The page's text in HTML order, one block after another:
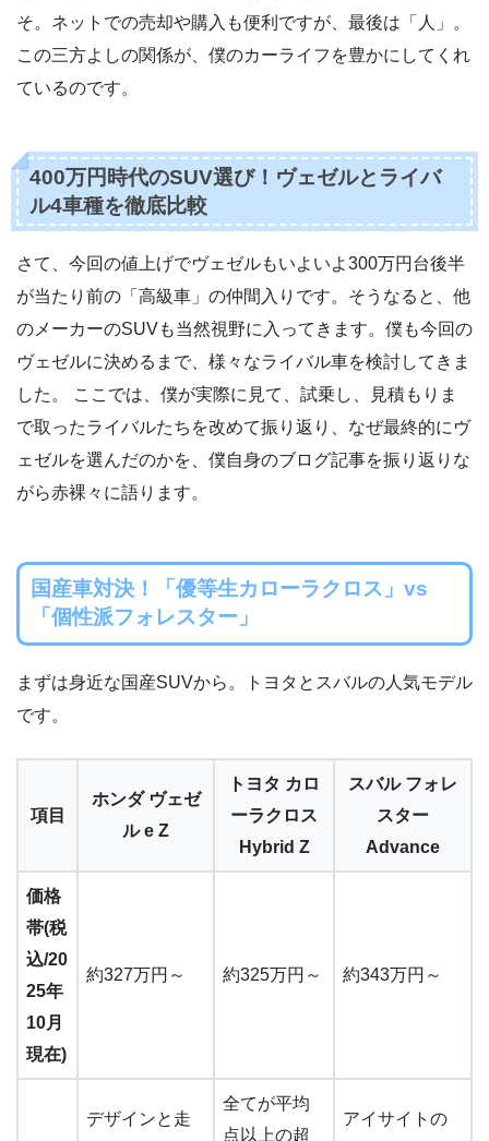
そ。ネットでの売却や購入も便利ですが、最後は「人」。
この三方よしの関係が、僕のカーライフを豊かにしてくれ
ているのです。
400万円時代のSUV選び！ヴェゼルとライバ
ル4車種を徹底比較
さて、今回の値上げでヴェゼルもいよいよ300万円台後半
が当たり前の「高級車」の仲間入りです。そうなると、他
のメーカーのSUVも当然視野に入ってきます。僕も今回の
ヴェゼルに決めるまで、様々なライバル車を検討してきま
した。 ここでは、僕が実際に見て、試乗し、見積もりま
で取ったライバルたちを改めて振り返り、なぜ最終的にヴ
ェゼルを選んだのかを、僕自身のブログ記事を振り返りな
がら赤裸々に語ります。
国産車対決！「優等生カローラクロス」vs
「個性派フォレスター」
まずは身近な国産SUVから。トヨタとスバルの人気モデル
です。
項目
ホンダ ヴェゼ
ル e Z
トヨタ カロ
ーラクロス
Hybrid Z
スバル フォレ
スター
Advance
価格
帯(税
込/20
25年
10月
現在)
約327万円～ 約325万円～ 約343万円～
デザインと走
全てが平均
点以上の超
アイサイトの